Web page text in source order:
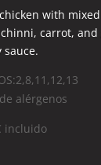
with
carrot,
sauce.
alérgenos
incluido